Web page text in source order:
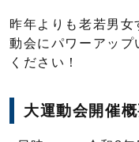
昨年よりも老若男
動会にパワーアップ
ください！
大運動会開催